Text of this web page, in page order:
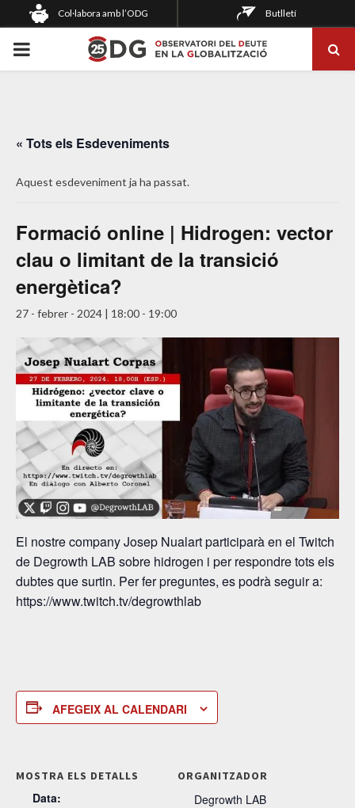
Col·labora amb l’ODG Butlletí
PRIMARY
« Tots els Esdeveniments
Aquest esdeveniment ja ha passat.
Formació online | Hidrogen: vector
clau o limitant de la transició
energètica?
27 - febrer - 2024 | 18:00 - 19:00
El nostre company Josep Nualart participarà en el Twitch
de Degrowth LAB sobre hidrogen i per respondre tots els
dubtes que surtin. Per fer preguntes, es podrà seguir a:
https://www.twitch.tv/degrowthlab
AFEGEIX AL CALENDARI
MOSTRA ELS DETALLS
Data:
ORGANITZADOR
Degrowth LAB